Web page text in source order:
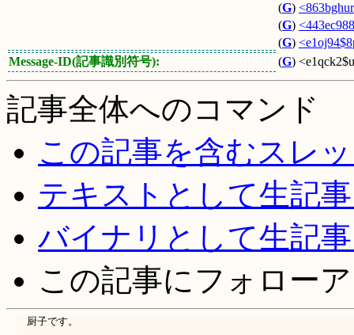
(G)
(G)
(G)
Message-ID(記事識別符号):
(G)
記事全体へのコマンド
この記事を含むスレ
テキストとして生記
バイナリとして生記
この記事にフォロー
厨子です。